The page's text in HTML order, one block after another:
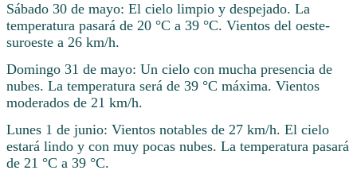
Sábado 30 de mayo: El cielo limpio y despejado. La
temperatura pasará de 20 °C a 39 °C. Vientos del oeste-
suroeste a 26 km/h.
Domingo 31 de mayo: Un cielo con mucha presencia de
nubes. La temperatura será de 39 °C máxima. Vientos
moderados de 21 km/h.
Lunes 1 de junio: Vientos notables de 27 km/h. El cielo
estará lindo y con muy pocas nubes. La temperatura pasará
de 21 °C a 39 °C.